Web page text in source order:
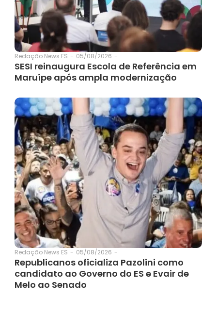
Redação News ES - 05/08/2026 -
SESI reinaugura Escola de Referência em
Maruípe após ampla modernização
Redação News ES - 05/08/2026 -
Republicanos oficializa Pazolini como
candidato ao Governo do ES e Evair de
Melo ao Senado